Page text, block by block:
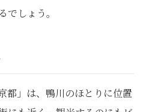
しょう。
都」は、鴨川のほとりに位置